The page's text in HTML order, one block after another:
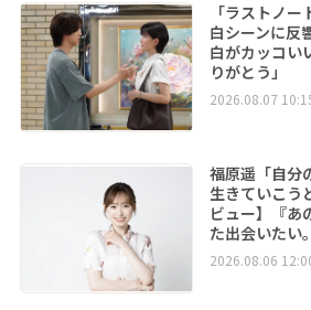
「ラストノ
白シーンに反
白がカッコい
りがとう」
2026.08.07
福原遥「自分
生きていこう
ビュー】『あ
た出会いたい
2026.08.06